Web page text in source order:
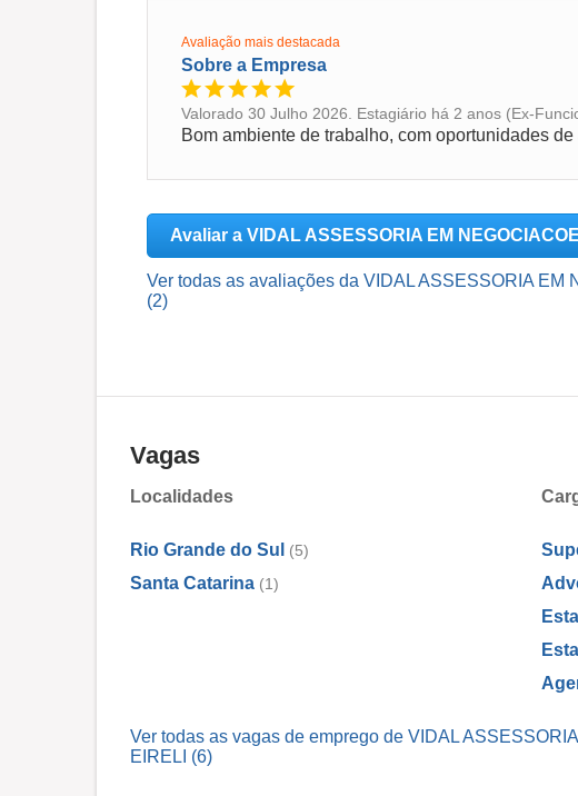
Avaliação mais destacada
Sobre a Empresa
Valorado 30 Julho 2026. Estagiário há 2 anos (Ex-
Avaliar a VIDAL ASSESSORIA EM
Ver todas as avaliações da VIDAL ASSESSORIA EM
(2)
Vagas
Localidades
Rio Grande do Sul (5)
Santa Catarina (1)
Ver todas as vagas de emprego de VIDAL
EIRELI (6)